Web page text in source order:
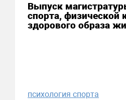
Выпуск
спорта, физической
здорового образа
психология спорта